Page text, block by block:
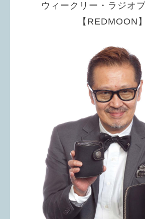
ウィークリー・ラジオ
【REDMOON】